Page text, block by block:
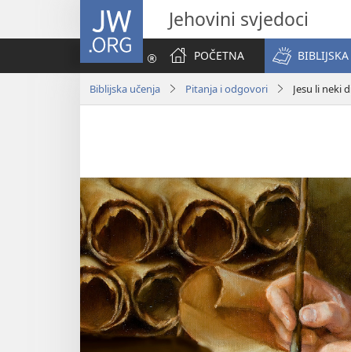
JW.ORG Jehovini svjedoci
POČETNA
Biblijska učenja Pitanja i odgovori Jesu li neki